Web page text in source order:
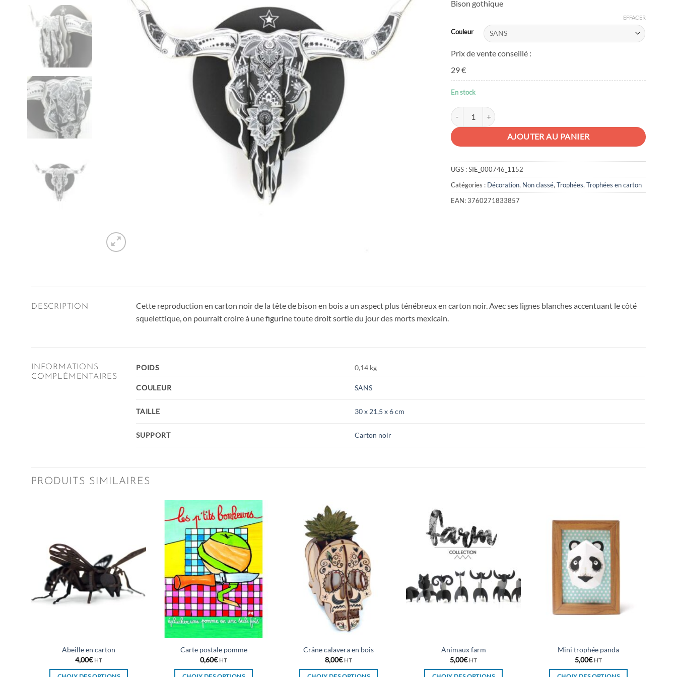
Bison gothique
Couleur
EFFACER
Prix de vente conseillé :
29 €
En stock
quantité de Tête de bison arizona en carton pulp
AJOUTER AU PANIER
UGS :SIE_000746_1152
Catégories : Décoration, Non classé,Trophées,Trophées en carton
EAN:3760271833857
DESCRIPTION
Cette reproduction en carton noir de la tête de bison en bois a un aspect plus ténébreux en carton noir. Avec ses lignes blanches accentuant le côté
squelettique, on pourrait croire à une figurine toute droit sortie du jour des morts mexicain.
INFORMATIONS
COMPLÉMENTAIRES
POIDS 0,14 kg
COULEUR SANS
TAILLE 30 x 21,5 x 6 cm
SUPPORT Carton noir
PRODUITS SIMILAIRES
Abeille en carton
4,00€ HT
Carte postale pomme
0,60€ HT
Crâne calavera en bois
8,00€ HT
Animaux farm
5,00€ HT
Mini trophée panda
5,00€ HT